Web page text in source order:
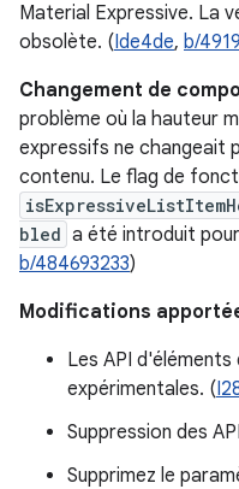
Material Expressive. La
obsolète. (Ide4de, b/
Changement de
problème où la hauteur
expressifs ne changeait
contenu. Le flag de
bled a été introduit
b/484693233)
Modifications
Les API
expérimentales. (
Suppression des API
Supprimez le